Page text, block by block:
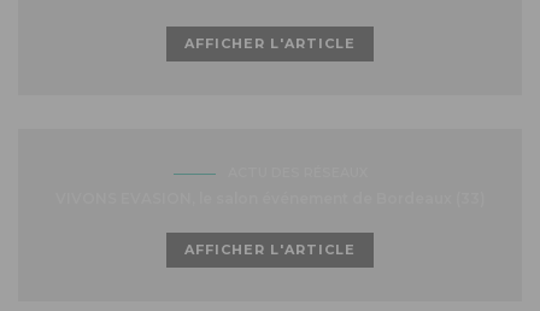
AFFICHER L'ARTICLE
AFFICHER L'ARTICLE